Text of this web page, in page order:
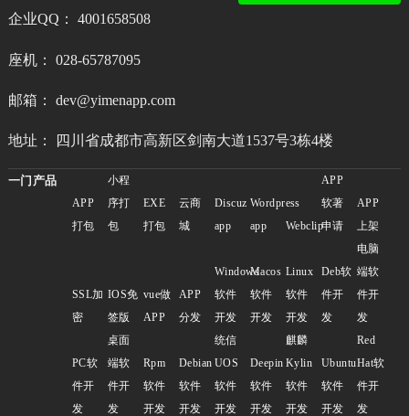
企业QQ： 4001658508
座机： 028-65787095
邮箱： dev@yimenapp.com
地址： 四川省成都市高新区剑南大道1537号3栋4楼
一门产品
APP
打包
小程
序打
包
EXE
打包
云商
城
Discuz
app
Wordpress
app
Webclip
APP
软著
申请
APP
上架
SSL加
密
IOS免
签版
vue做
APP
APP
分发
Windows
软件
开发
Macos
软件
开发
Linux
软件
开发
Deb软
件开
发
电脑
端软
件开
发
PC软
件开
发
桌面
端软
件开
发
Rpm
软件
开发
Debian
软件
开发
统信
UOS
软件
开发
Deepin
软件
开发
麒麟
Kylin
软件
开发
Ubuntu
软件
开发
Red
Hat软
件开
发